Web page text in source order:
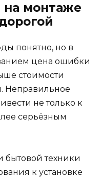
на монтаже
понятно, но в
цена ошибки
стоимости
Неправильное
не только к
серьёзным
бытовой техники
к установке